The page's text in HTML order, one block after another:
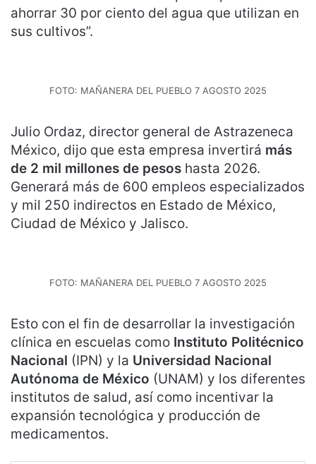
ahorrar 30 por ciento del agua que utilizan en
sus cultivos”.
FOTO: MAÑANERA DEL PUEBLO 7 AGOSTO 2025
Julio Ordaz, director general de Astrazeneca
México, dijo que esta empresa invertirá más
de 2 mil millones de pesos hasta 2026.
Generará más de 600 empleos especializados
y mil 250 indirectos en Estado de México,
Ciudad de México y Jalisco.
FOTO: MAÑANERA DEL PUEBLO 7 AGOSTO 2025
Esto con el fin de desarrollar la investigación
clínica en escuelas como Instituto Politécnico
Nacional (IPN) y la Universidad Nacional
Autónoma de México (UNAM) y los diferentes
institutos de salud, así como incentivar la
expansión tecnológica y producción de
medicamentos.